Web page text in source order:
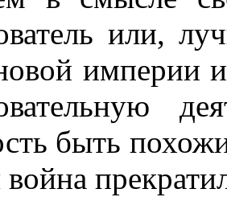
или,
империи
быть